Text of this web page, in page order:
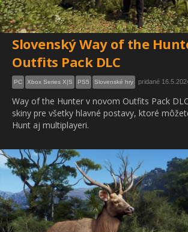
Slovenský Way of the
Outfits Pack DLC
PC Xbox Series X|S PS5 Slovenské hry pridané
Way of the Hunter v novom Outfits Pack
skiny pre všetky hlavné postavy, ktoré
Hunt aj multiplayeri.